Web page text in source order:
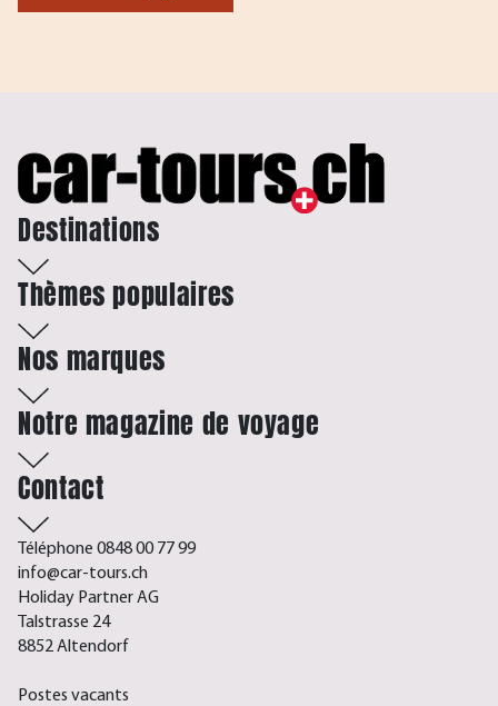
Destinations
Thèmes populaires
Nos marques
Notre magazine de voyage
Contact
Téléphone 0848 00 77 99
info@car-tours.ch
Holiday Partner AG
Talstrasse 24
8852 Altendorf
Postes vacants